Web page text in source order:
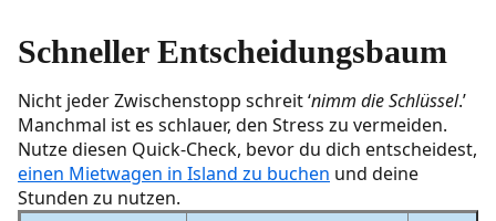
Schneller Entscheidungsbaum
Nicht jeder Zwischenstopp schreit ‘nimm die Schlüssel.’
Manchmal ist es schlauer, den Stress zu vermeiden.
Nutze diesen Quick-Check, bevor du dich entscheidest,
einen Mietwagen in Island zu buchen und deine
Stunden zu nutzen.